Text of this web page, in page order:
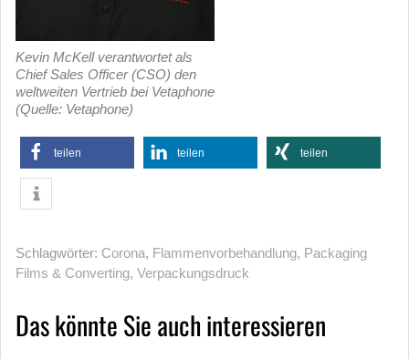
Kevin McKell verantwortet als
Chief Sales Officer (CSO) den
weltweiten Vertrieb bei Vetaphone
(Quelle: Vetaphone)
teilen teilen teilen
Schlagwörter: Corona, Flammenvorbehandlung, Packaging
Films & Converting, Verpackungsdruck
Das könnte Sie auch interessieren